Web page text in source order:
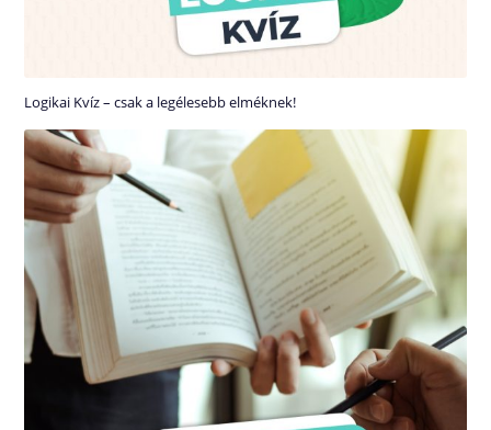
Logikai Kvíz – csak a legélesebb elméknek!